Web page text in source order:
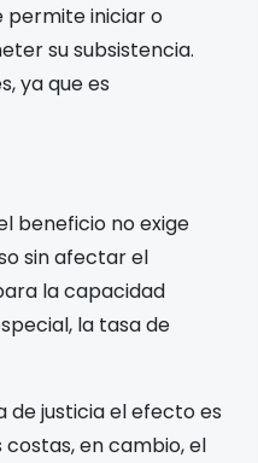
permite iniciar o
su subsistencia.
ya que es
beneficio no exige
sin afectar el
la capacidad
la tasa de
de justicia el efecto es
en cambio, el